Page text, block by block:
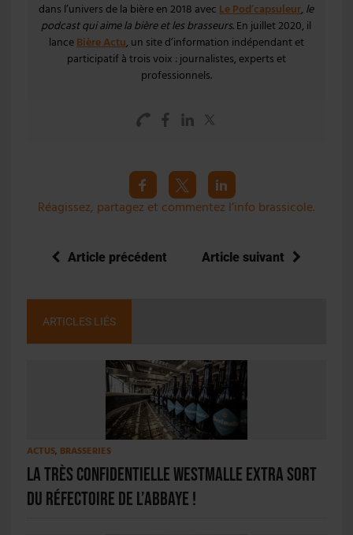
dans l’univers de la bière en 2018 avecLe Pod’capsuleur, le
podcast qui aime la bière et les brasseurs. En juillet 2020, il
lanceBière Actu, un site d’information indépendant et
participatif à trois voix : journalistes, experts et
professionnels.
Réagissez, partagez et commentez l’info brassicole.
Article précédent Article suivant
ARTICLES LIÉS
ACTUS, BRASSERIES
La très confidentielle Westmalle Extra sort
du réfectoire de l’Abbaye !